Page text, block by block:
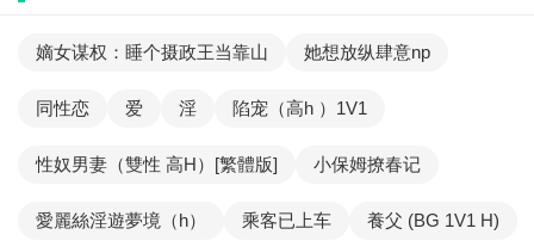
嫡女谋权：睡个摄政王当靠山 她想放纵肆意np
同性恋 爱 淫 陷宠（高h ）1V1
性奴男妻（雙性 高H）[繁體版] 小保姆撩春记
愛麗絲淫遊夢境（h） 乘客已上车 養父 (BG 1V1 H)